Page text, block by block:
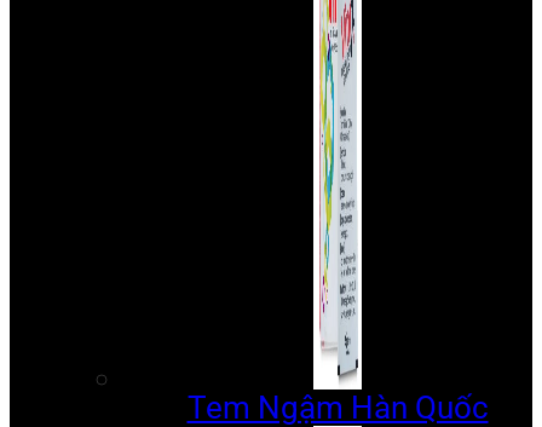
Tem Ngậm Hàn Quốc